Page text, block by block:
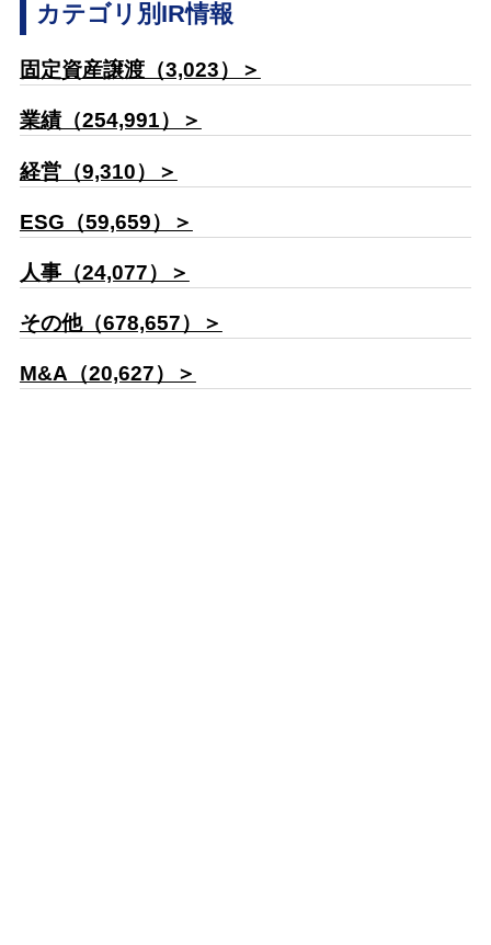
カテゴリ別IR情報
固定資産譲渡（3,023）＞
業績（254,991）＞
経営（9,310）＞
ESG（59,659）＞
人事（24,077）＞
その他（678,657）＞
M&A（20,627）＞